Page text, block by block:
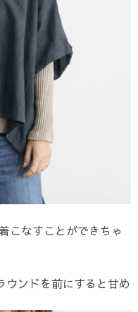
こなすことができちゃ
ンドを前にすると甘め